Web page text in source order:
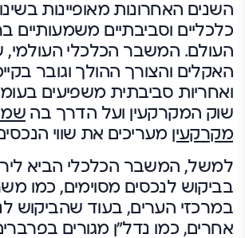
השנים האחרונות מאופיינות
כלכליים וסביבתיים משמעותיים
העולם. המשבר הכלכלי העולמי,
האקלים והצורך ההולך וגובר
ואחריות סביבתית משפיעים
שוק המקרקעין ועל הדרך בה
מקרקעין מעריכים את שווי
למשל, המשבר הכלכלי הביא
בביקוש לנכסים מסוימים, כמו
במרכזי הערים, בעוד שהביקוש
אחרים, כמו נדל"ן מגורים